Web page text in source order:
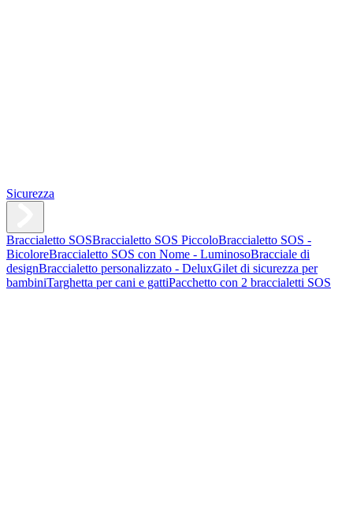
Sicurezza
Braccialetto SOSBraccialetto SOS PiccoloBraccialetto SOS -
BicoloreBraccialetto SOS con Nome - LuminosoBracciale di
designBraccialetto personalizzato - DeluxGilet di sicurezza per
bambiniTarghetta per cani e gattiPacchetto con 2 braccialetti SOS